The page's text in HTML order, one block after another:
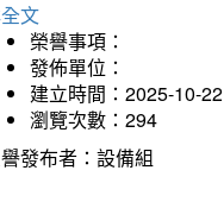
文
榮譽事項：
發佈單位：
建立時間：2025-10-22
瀏覽次數：294
發布者：設備組